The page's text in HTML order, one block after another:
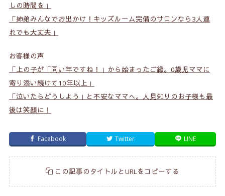
しの時間を」
「姉弟みんなでお出かけ！キッズルーム完備のサロンなら3人連
れでも大丈夫」
お客様の声
「上の子が「同い年ですね！」から始まったご縁。0歳児ママに
寄り添い続けて10年以上」
「泣いたらどうしよう」と不安なママへ。人見知りのお子様も最
後は笑顔に！
Facebook Twitter LINE
この記事のタイトルとURLをコピーする